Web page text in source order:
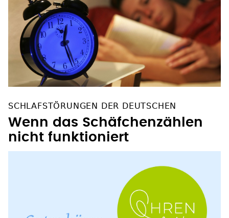
SCHLAFSTÖRUNGEN DER DEUTSCHEN
Wenn das Schäfchenzählen
nicht funktioniert